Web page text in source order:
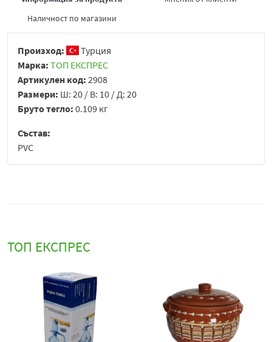
Наличност по магазини
Произход:
Турция
Марка: ТОП ЕКСПРЕС
Артикулен код: 2908
Размери: Ш: 20 / В: 10 / Д: 20
Бруто тегло: 0.109 кг
Състав:
PVC
ТОП ЕКСПРЕС